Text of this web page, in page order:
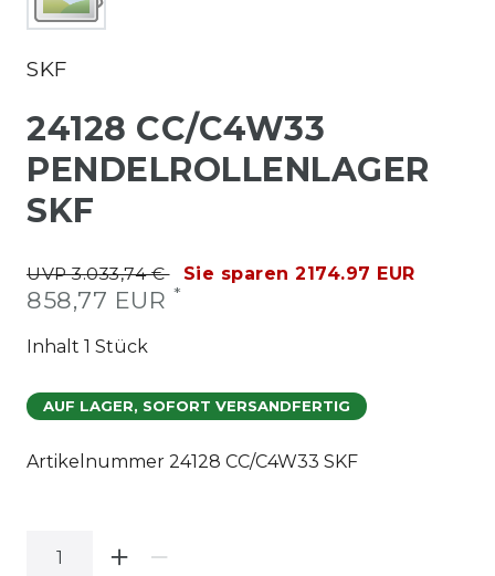
SKF
24128 CC/C4W33
PENDELROLLENLAGER
SKF
UVP 3.033,74 € Sie sparen 2174.97 EUR
858,77 EUR *
Inhalt 1 Stück
AUF LAGER, SOFORT VERSANDFERTIG
Artikelnummer 24128 CC/C4W33 SKF